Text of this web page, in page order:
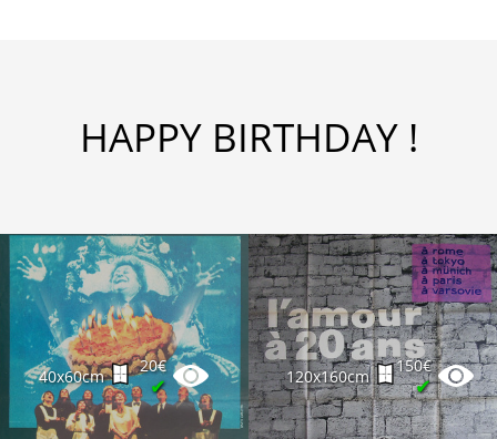
HAPPY BIRTHDAY !
40x60cm
20€
✔ 120x160cm
150€
✔